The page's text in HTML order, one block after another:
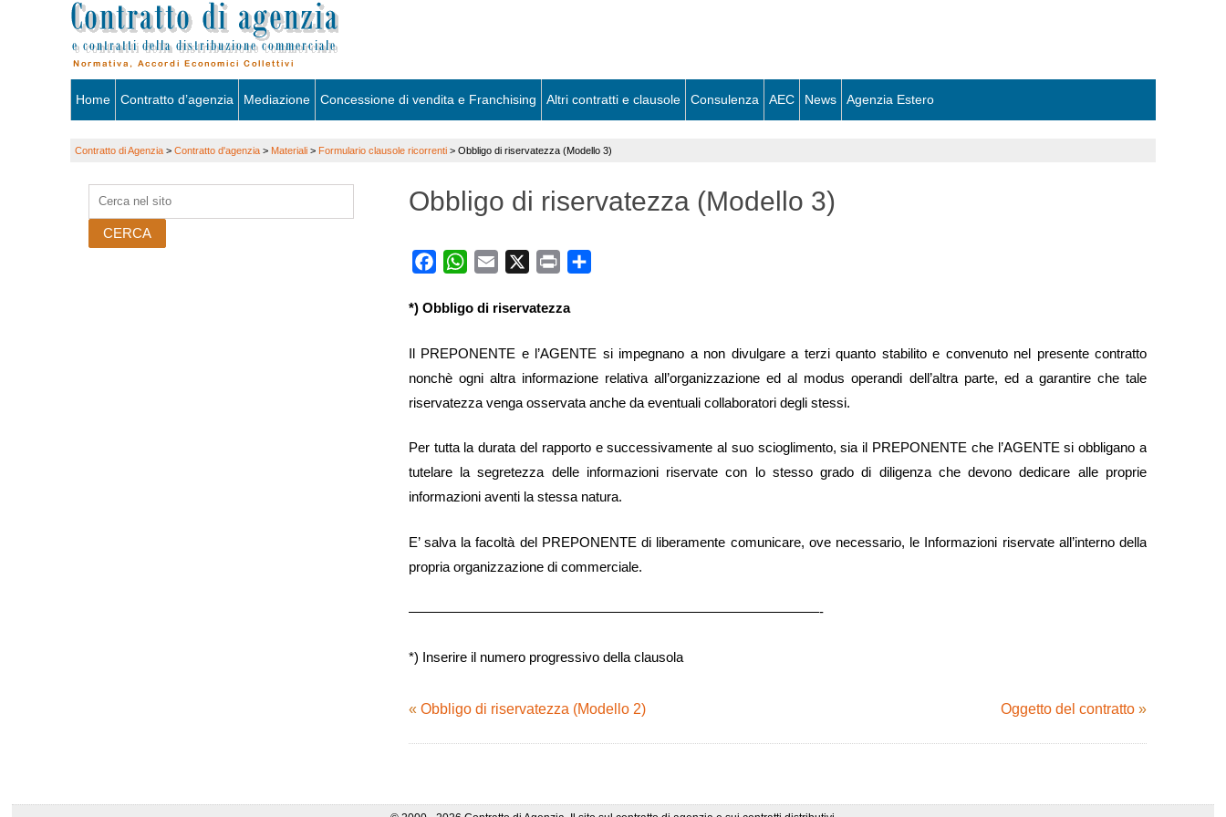
Skip
Home Contratto d’agenzia Mediazione Concessione di vendita e Franchising Altri contratti e clausole Consulenza AEC News Agenzia Estero
Contratto di Agenzia > Contratto d'agenzia > Materiali > Formulario clausole ricorrenti > Obbligo di riservatezza (Modello 3)
Obbligo di riservatezza (Modello 3)
FacebookWhatsApp
Email Print
*) Obbligo di riservatezza
Il PREPONENTE e l’AGENTE si impegnano a non divulgare a terzi quanto stabilito e convenuto nel presente contratto
nonchè ogni altra informazione relativa all’organizzazione ed al modus operandi dell’altra parte, ed a garantire che tale
riservatezza venga osservata anche da eventuali collaboratori degli stessi.
Per tutta la durata del rapporto e successivamente al suo scioglimento, sia il PREPONENTE che l’AGENTE si obbligano a
tutelare la segretezza delle informazioni riservate con lo stesso grado di diligenza che devono dedicare alle proprie
informazioni aventi la stessa natura.
E’ salva la facoltà del PREPONENTE di liberamente comunicare, ove necessario, le Informazioni riservate all’interno della
propria organizzazione di commerciale.
——————————————————————————————-
*) Inserire il numero progressivo della clausola
« Obbligo di riservatezza (Modello 2) Oggetto del contratto »